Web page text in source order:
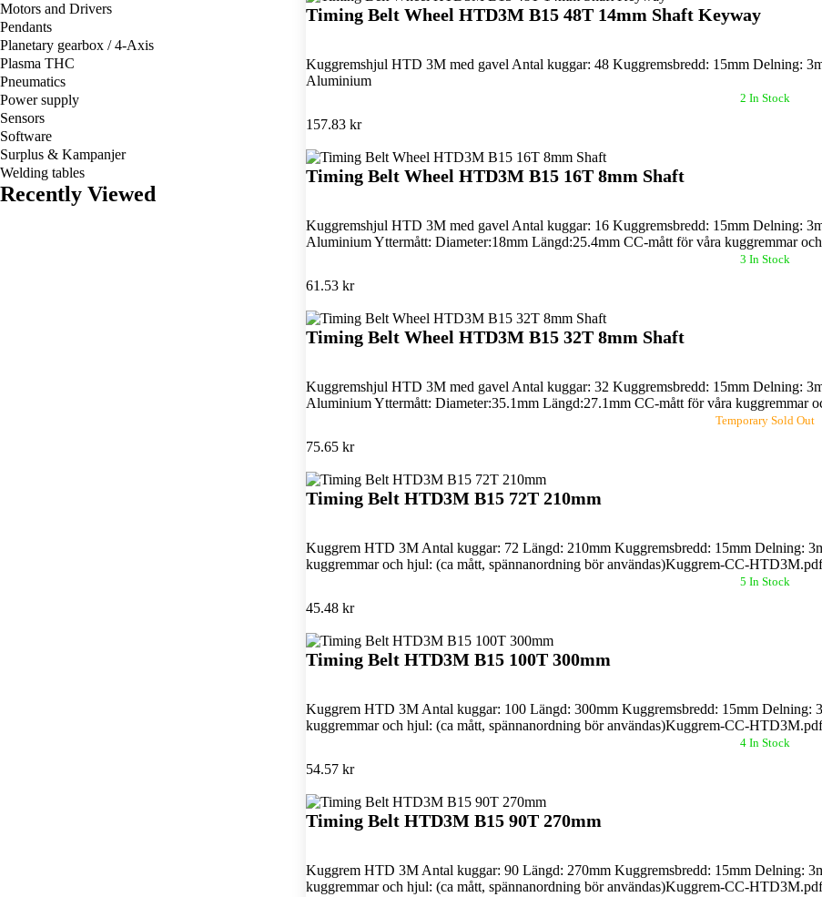
Motors and Drivers
Pendants
Planetary gearbox / 4-Axis
Plasma THC
Pneumatics
Power supply
Sensors
Software
Surplus & Kampanjer
Welding tables
Recently Viewed
Timing Belt Wheel HTD3M B15 48T 14mm Shaft Keyway
Kuggremshjul HTD 3M med gavel Antal kuggar: 48 Kuggremsbredd: 15mm Delning:
Aluminium
2 In Stock
157.83 kr
Timing Belt Wheel HTD3M B15 16T 8mm Shaft
Kuggremshjul HTD 3M med gavel Antal kuggar: 16 Kuggremsbredd: 15mm Delning:
Aluminium Yttermått: Diameter:18mm Längd:25.4mm CC-mått för våra kuggremmar
3 In Stock
61.53 kr
Timing Belt Wheel HTD3M B15 32T 8mm Shaft
Kuggremshjul HTD 3M med gavel Antal kuggar: 32 Kuggremsbredd: 15mm Delning:
Aluminium Yttermått: Diameter:35.1mm Längd:27.1mm CC-mått för våra kuggremmar
Temporary Sold Out
75.65 kr
Timing Belt HTD3M B15 72T 210mm
Kuggrem HTD 3M Antal kuggar: 72 Längd: 210mm Kuggremsbredd: 15mm Delning:
kuggremmar och hjul: (ca mått, spännanordning bör användas)Kuggrem-CC-HTD3M.pdf
5 In Stock
45.48 kr
Timing Belt HTD3M B15 100T 300mm
Kuggrem HTD 3M Antal kuggar: 100 Längd: 300mm Kuggremsbredd: 15mm Delning:
kuggremmar och hjul: (ca mått, spännanordning bör användas)Kuggrem-CC-HTD3M.pdf
4 In Stock
54.57 kr
Timing Belt HTD3M B15 90T 270mm
Kuggrem HTD 3M Antal kuggar: 90 Längd: 270mm Kuggremsbredd: 15mm Delning:
kuggremmar och hjul: (ca mått, spännanordning bör användas)Kuggrem-CC-HTD3M.pdf